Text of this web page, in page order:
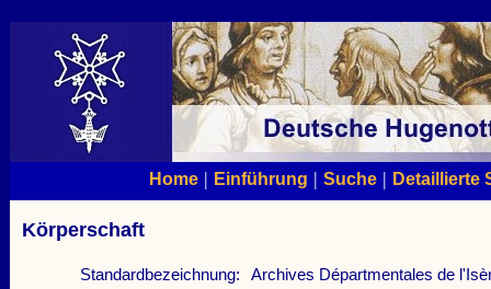
Home| Einführung | Suche| Detaillierte
Körperschaft
Standardbezeichnung:
Archives Départmentales de